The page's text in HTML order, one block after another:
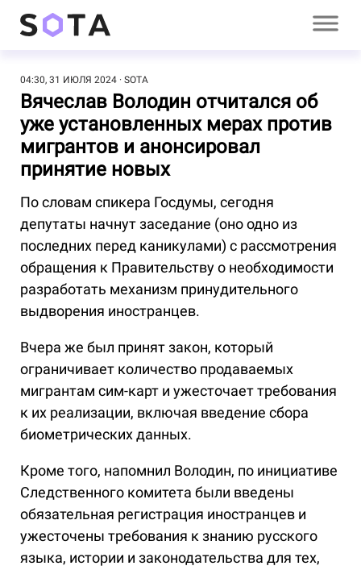
04:30, 31 ИЮЛЯ 2024 SOTA
Вячеслав Володин отчитался об
уже установленных мерах против
мигрантов и анонсировал
принятие новых
По словам спикера Госдумы, сегодня
депутаты начнут заседание (оно одно из
последних перед каникулами) с рассмотрения
обращения к Правительству о необходимости
разработать механизм принудительного
выдворения иностранцев.
Вчера же был принят закон, который
ограничивает количество продаваемых
мигрантам сим-карт и ужесточает требования
к их реализации, включая введение сбора
биометрических данных.
Кроме того, напомнил Володин, по инициативе
Следственного комитета были введены
обязательная регистрация иностранцев и
ужесточены требования к знанию русского
языка, истории и законодательства для тех,